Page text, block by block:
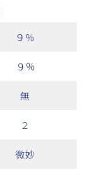
９％
９%
無
２
微妙